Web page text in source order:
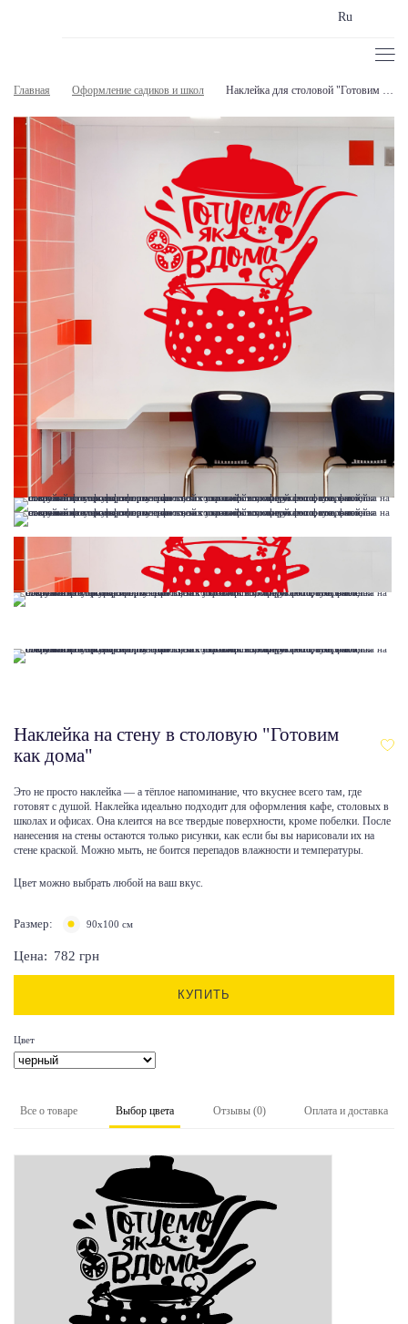
Ru
Главная Оформление садиков и школ Наклейка для столовой "Готовим как дома"
Наклейка на стену в столовую "Готовим
как дома"
Это не просто наклейка — а тёплое напоминание, что вкуснее всего там, где
готовят с душой. Наклейка идеально подходит для оформления кафе, столовых в
школах и офисах. Она клеится на все твердые поверхности, кроме побелки. После
нанесения на стены остаются только рисунки, как если бы вы нарисовали их на
стене краской. Можно мыть, не боится перепадов влажности и температуры.
Цвет можно выбрать любой на ваш вкус.
Размер: 90x100 см
Цена: 782 грн
КУПИТЬ
Цвет
Все о товаре Выбор цвета Отзывы (0) Оплата и доставка